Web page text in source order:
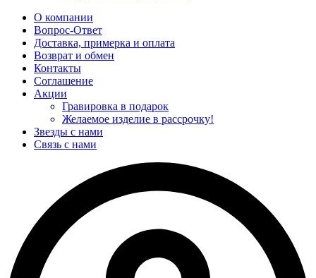
О компании
Вопрос-Ответ
Доставка, примерка и оплата
Возврат и обмен
Контакты
Соглашение
Акции
Гравировка в подарок
Желаемое изделие в рассрочку!
Звезды с нами
Связь с нами